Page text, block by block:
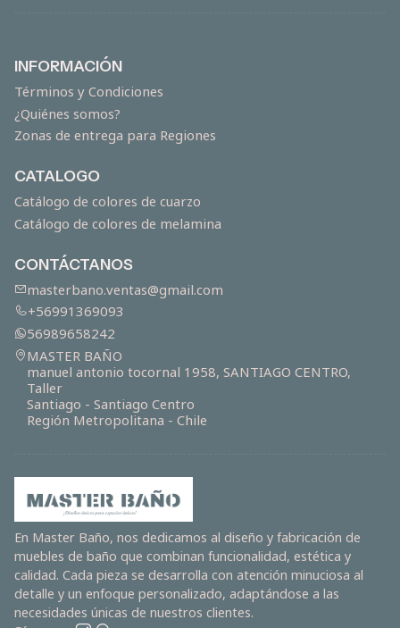
INFORMACIÓN
Términos y Condiciones
¿Quiénes somos?
Zonas de entrega para Regiones
CATALOGO
Catálogo de colores de cuarzo
Catálogo de colores de melamina
CONTÁCTANOS
masterbano.ventas@gmail.com
+56991369093
56989658242
MASTER BAÑO
manuel antonio tocornal 1958, SANTIAGO CENTRO,
Taller
Santiago - Santiago Centro
Región Metropolitana - Chile
En Master Baño, nos dedicamos al diseño y fabricación de
muebles de baño que combinan funcionalidad, estética y
calidad. Cada pieza se desarrolla con atención minuciosa al
detalle y un enfoque personalizado, adaptándose a las
necesidades únicas de nuestros clientes.